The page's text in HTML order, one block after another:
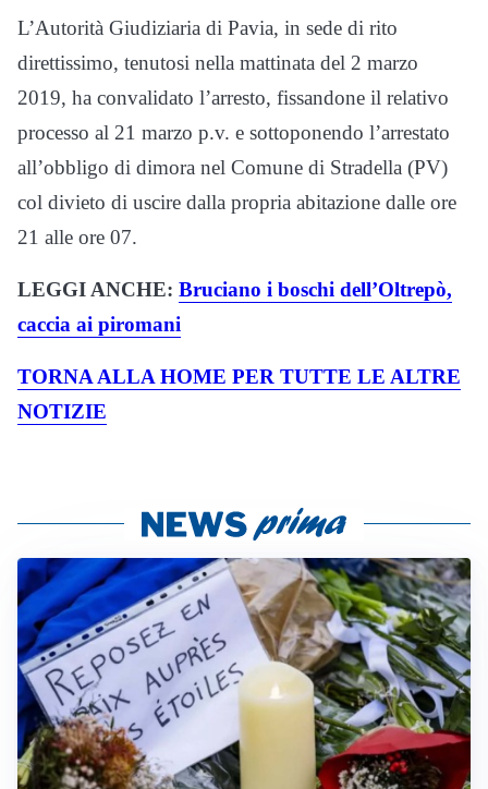
L’Autorità Giudiziaria di Pavia, in sede di rito
direttissimo, tenutosi nella mattinata del 2 marzo
2019, ha convalidato l’arresto, fissandone il relativo
processo al 21 marzo p.v. e sottoponendo l’arrestato
all’obbligo di dimora nel Comune di Stradella (PV)
col divieto di uscire dalla propria abitazione dalle ore
21 alle ore 07.
LEGGI ANCHE: Bruciano i boschi dell’Oltrepò,
caccia ai piromani
TORNA ALLA HOME PER TUTTE LE ALTRE
NOTIZIE